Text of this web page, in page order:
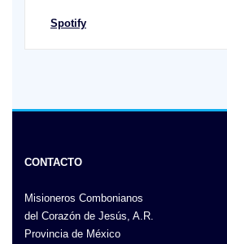
Spotify
CONTACTO
Misioneros Combonianos
del Corazón de Jesús, A.R.
Provincia de México